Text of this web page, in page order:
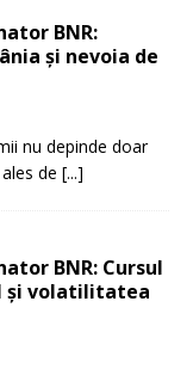
BNR:
și nevoia de
nu depinde doar
de [...]
BNR: Cursul
și volatilitatea